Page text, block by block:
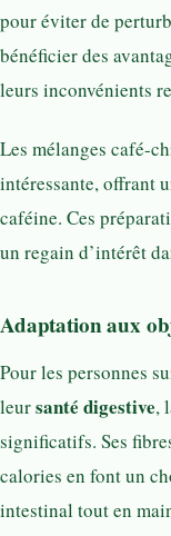
pour éviter de
bénéficier des
leurs inconvénients
Les mélanges café-
intéressante, offrant
caféine. Ces
un regain d’intérêt
Adaptation aux
Pour les personnes
leursanté digestive,
significatifs. Ses
calories en font un
intestinal tout en